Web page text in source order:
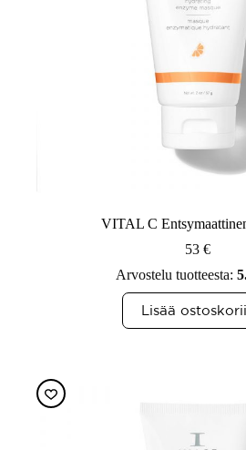
VITAL C
53€
Arvostelu tuotteesta:
Lisää